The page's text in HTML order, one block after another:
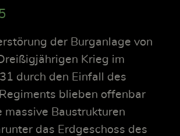
der Burganlage von
Krieg im
durch den Einfall des
blieben offenbar
massive Baustrukturen
das Erdgeschoss des